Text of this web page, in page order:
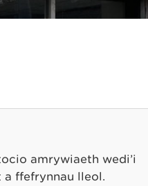
amrywiaeth wedi’i
ffefrynnau lleol.